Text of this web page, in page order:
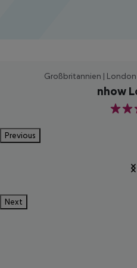
Großbritannien |
nhow
4
Previous
Next